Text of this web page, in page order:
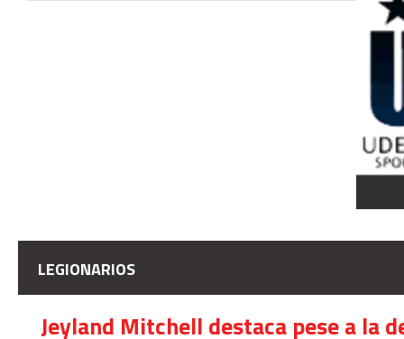
LEGIONARIOS
Jeyland Mitchell destaca pese a la